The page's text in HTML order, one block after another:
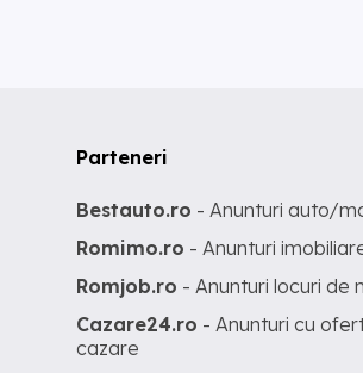
Parteneri
Bestauto.ro - Anunturi auto/
Romimo.ro - Anunturi
Romjob.ro - Anunturi locuri de
Cazare24.ro - Anunturi cu
cazare